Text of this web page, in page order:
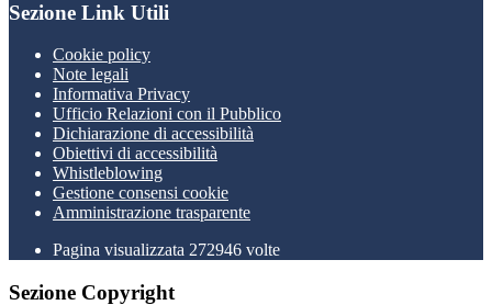
Sezione Link Utili
Cookie policy
Note legali
Informativa Privacy
Ufficio Relazioni con il Pubblico
Dichiarazione di accessibilità
Obiettivi di accessibilità
Whistleblowing
Gestione consensi cookie
Amministrazione trasparente
Pagina visualizzata 272946 volte
Sezione Copyright